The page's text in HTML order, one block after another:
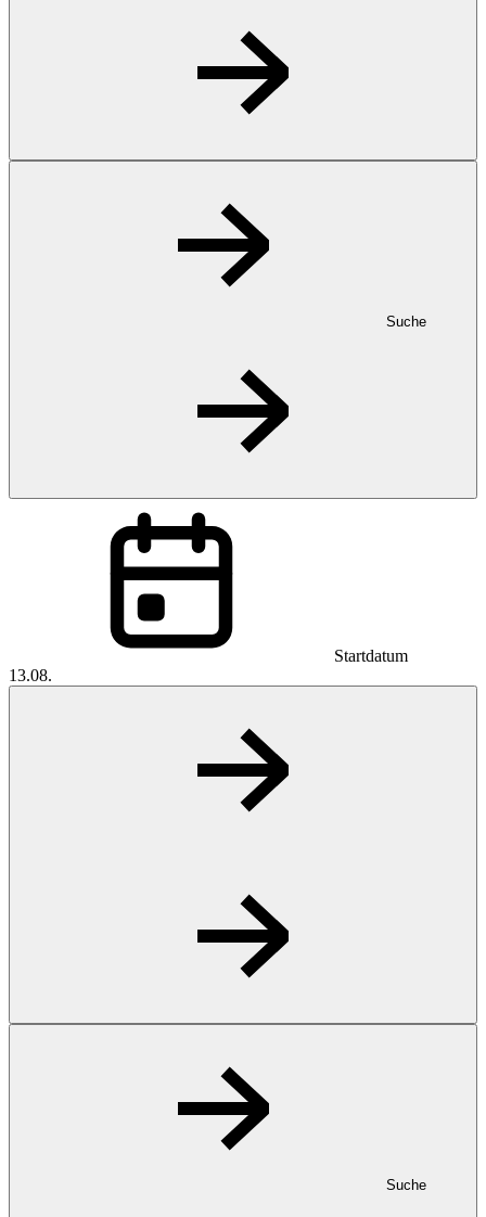
Suche
Startdatum
13.08.
Suche